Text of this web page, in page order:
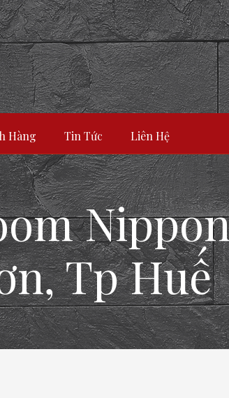
Hàng Tin Tức Liên Hệ
Tp Huế